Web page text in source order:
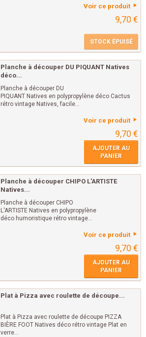
Voir ce produit
9,70 €
STOCK ÉPUISÉ
Planche à découper DU PIQUANT Natives
déco...
Planche à découper DU
PIQUANT Natives en polypropylène déco Cactus
rétro vintage Natives, facile...
Voir ce produit
9,70 €
AJOUTER AU
PANIER
Planche à découper CHIPO L'ARTISTE
Natives...
Planche à découper CHIPO
L'ARTISTE Natives en polypropylène
déco humoristique rétro vintage...
Voir ce produit
9,70 €
AJOUTER AU
PANIER
Plat à Pizza avec roulette de découpe...
Plat à Pizza avec roulette de découpe PIZZA
BIÈRE FOOT Natives déco rétro vintage Plat en
verre...